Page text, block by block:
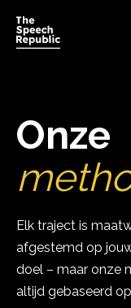
Trainingen
Inspiratie
Onze
Elk traject is
afgestemd op
doel – maar onze
altijd gebaseerd